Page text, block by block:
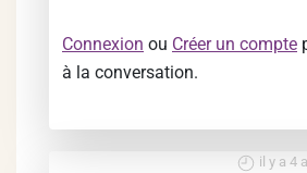
Connexion ou Créer un compte
à la conversation.
il y a 4